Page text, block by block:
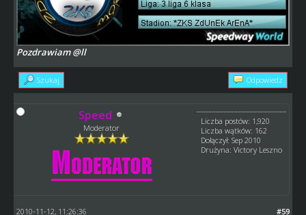
Pozdrawiam @ll
Szukaj Odpowiedz
Speed
Moderator
Liczba postów: 1,920
Liczba wątków: 162
Dołączył: Sep 2010
Drużyna: Victory Leszno
#59
2010-11-12, 11:26:36